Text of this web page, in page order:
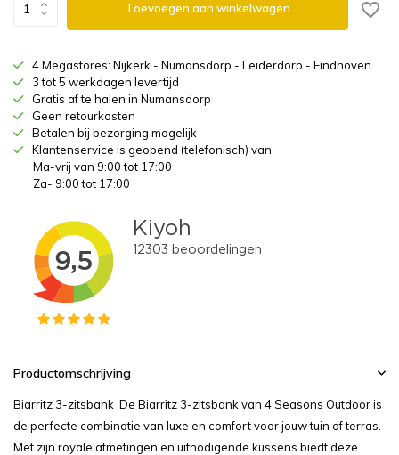
Toevoegen aan winkelwagen
4 Megastores: Nijkerk - Numansdorp - Leiderdorp - Eindhoven
3 tot 5 werkdagen levertijd
Gratis af te halen in Numansdorp
Geen retourkosten
Betalen bij bezorging mogelijk
Klantenservice is geopend (telefonisch) van
Ma-vrij van 9:00 tot 17:00
Za- 9:00 tot 17:00
Productomschrijving
Biarritz 3-zitsbank De Biarritz 3-zitsbank van 4 Seasons Outdoor is
de perfecte combinatie van luxe en comfort voor jouw tuin of terras.
Met zijn royale afmetingen en uitnodigende kussens biedt deze